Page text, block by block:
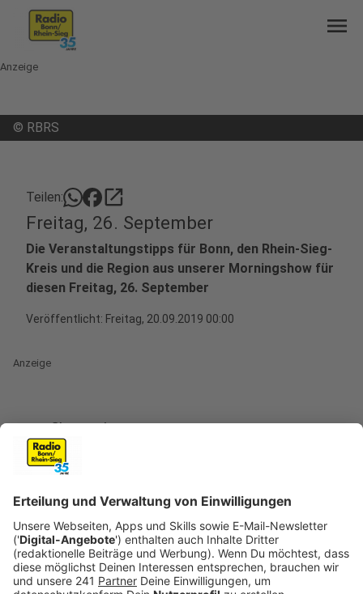
menu
Anzeige
© RBRS
Teilen: open_in_new
Freitag, 26. September
Die Veranstaltungstipps für Bonn, den Rhein-Sieg-
Kreis und die Region aus unserer Morningshow für
diesen Freitag, 26. September
Veröffentlicht: Freitag, 20.09.2019 00:00
Anzeige
Profilerin gibt Tipps
Anzeige
Freitagabend gibt es Krimi zum Anfassen. Eine echte
Profilerin kommt ins Beueler Brückenforum. Suzanne
Grieger-Lange hilft sonst Ermittlern Täter zu
schnappen. Heute Abend erzählt sie, wie sie Täter
erkennt. Und ganz nebenbei gibt es noch richtig gute